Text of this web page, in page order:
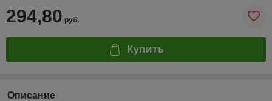
294,80 руб.
Купить
Описание